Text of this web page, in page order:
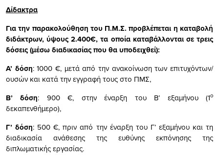
Δίδακτρα
Για την παρακολούθηση του Π.Μ.Σ. προβλέπεται η καταβολή
διδάκτρων, ύψους 2.400€, τα οποία καταβάλλονται σε τρεις
δόσεις (μέσω διαδικασίας που θα υποδειχθεί):
Α’ δόση: 1000 €, μετά από την ανακοίνωση των επιτυχόντων/
ουσών και κατά την εγγραφή τους στο ΠΜΣ,
Β’ δόση: 900 €, στην έναρξη του Β’ εξαμήνου (1ο
δεκαπενθήμερο),
Γ’ δόση: 500 €, πριν από την έναρξη του Γ’ εξαμήνου και τη
διαδικασία ανάθεσης της ευθύνης εκπόνησης της
διπλωματικής εργασίας.